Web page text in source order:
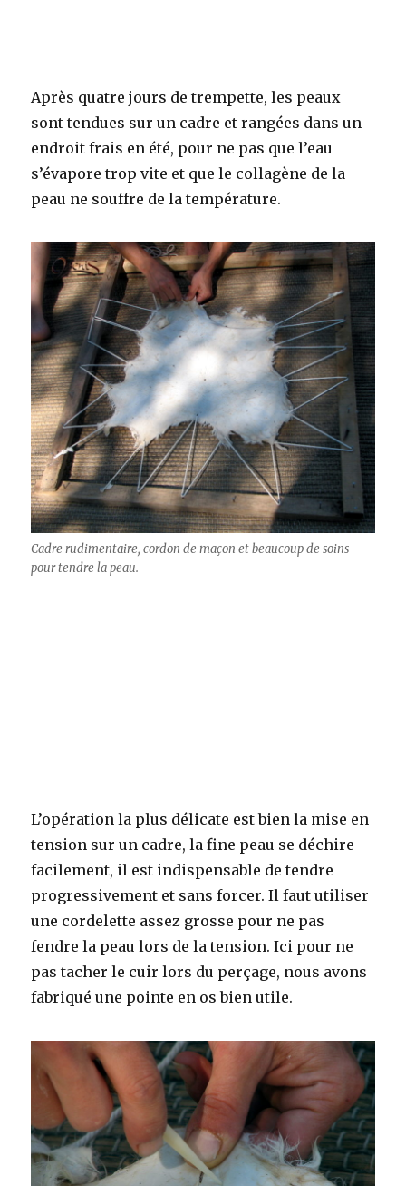
Après quatre jours de trempette, les peaux
sont tendues sur un cadre et rangées dans un
endroit frais en été, pour ne pas que l’eau
s’évapore trop vite et que le collagène de la
peau ne souffre de la température.
Cadre rudimentaire, cordon de maçon et beaucoup de soins
pour tendre la peau.
L’opération la plus délicate est bien la mise en
tension sur un cadre, la fine peau se déchire
facilement, il est indispensable de tendre
progressivement et sans forcer. Il faut utiliser
une cordelette assez grosse pour ne pas
fendre la peau lors de la tension. Ici pour ne
pas tacher le cuir lors du perçage, nous avons
fabriqué une pointe en os bien utile.